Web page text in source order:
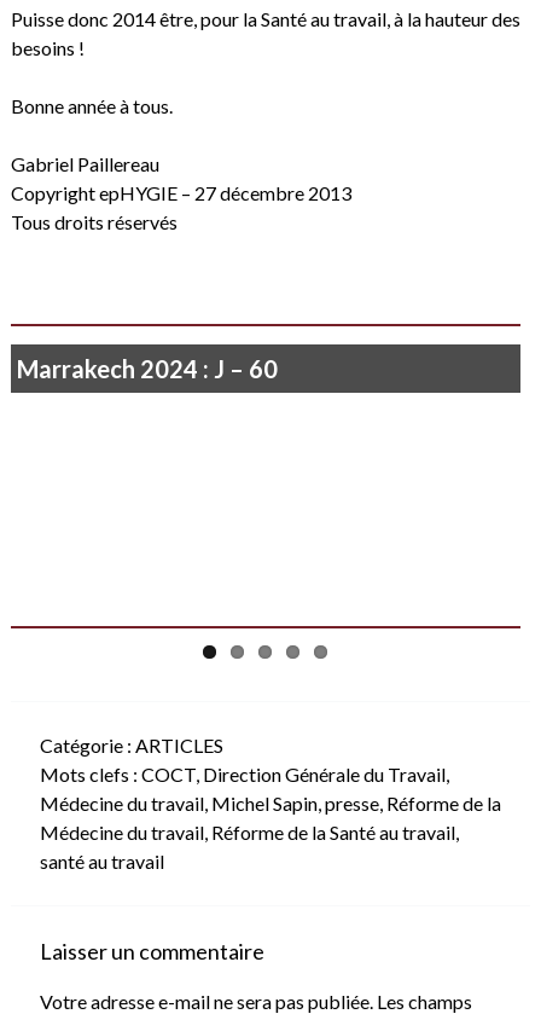
Puisse donc 2014 être, pour la Santé au travail, à la hauteur des
besoins !
Bonne année à tous.
Gabriel Paillereau
Copyright epHYGIE – 27 décembre 2013
Tous droits réservés
Marrakech 2024 : J – 60
Catégorie : ARTICLES
Mots clefs : COCT, Direction Générale du Travail,
Médecine du travail, Michel Sapin, presse, Réforme de la
Médecine du travail, Réforme de la Santé au travail,
santé au travail
Laisser un commentaire
Votre adresse e-mail ne sera pas publiée. Les champs